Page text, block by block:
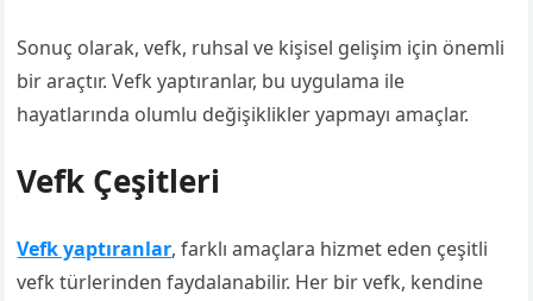
Sonuç olarak, vefk, ruhsal ve kişisel gelişim için önemli
bir araçtır. Vefk yaptıranlar, bu uygulama ile
hayatlarında olumlu değişiklikler yapmayı amaçlar.
Vefk Çeşitleri
Vefk yaptıranlar, farklı amaçlara hizmet eden çeşitli
vefk türlerinden faydalanabilir. Her bir vefk, kendine